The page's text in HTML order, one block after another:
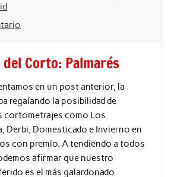
del Corto: Palmarés
en un post anterior, la
regalando la posibilidad de
cortometrajes como Los
Derbi, Domesticado e Invierno en
con premio. A tendiendo a todos
afirmar que nuestro
es el más galardonado